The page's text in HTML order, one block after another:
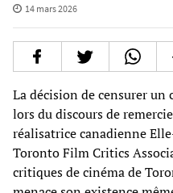
14 mars 2026
La décision de censurer
lors du discours de
réalisatrice canadienne
Toronto Film Critics
critiques de cinéma de